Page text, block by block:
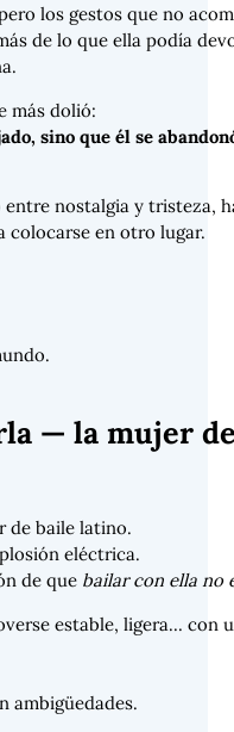
los gestos que no
de lo que ella podía
más dolió:
sino que él se
entre nostalgia y tristeza,
colocarse en otro lugar.
— la mujer
de baile latino.
eléctrica.
de que bailar con ella no
estable, ligera… con
ambigüedades.